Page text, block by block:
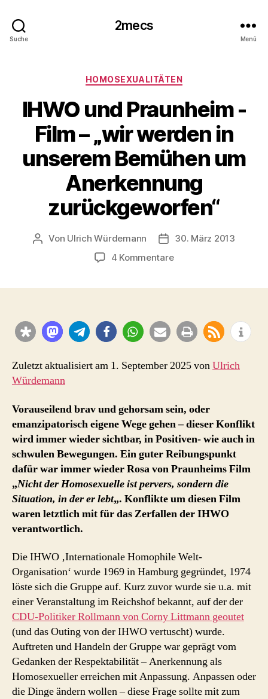
Suche
2mecs
Menü
Kategorien
HOMOSEXUALITÄTEN
IHWO und Praunheim -
Film – „wir werden in
unserem Bemühen um
Anerkennung
zurückgeworfen“
Beitragsautor
Von Ulrich Würdemann Beitragsdatum
30. März 2013
4 Kommentarezu
Film
–
werden
um
Anerkennung
zurückgeworfen“
Zuletzt aktualisiert am 1. September 2025 vonUlrich
Würdemann
Vorauseilend brav und gehorsam sein, oder
emanzipatorisch eigene Wege gehen – dieser Konflikt
wird immer wieder sichtbar, in Positiven- wie auch in
schwulen Bewegungen. Ein guter Reibungspunkt
dafür war immer wieder Rosa von Praunheims Film
„Nicht der Homosexuelle ist pervers, sondern die
Situation, in der er lebt„. Konflikte um diesen Film
waren letztlich mit für das Zerfallen der IHWO
verantwortlich.
Die IHWO ‚Internationale Homophile Welt-
Organisation‘ wurde 1969 in Hamburg gegründet, 1974
löste sich die Gruppe auf. Kurz zuvor wurde sie u.a. mit
einer Veranstaltung im Reichshof bekannt, auf der der
CDU-Politiker Rollmann von Corny Littmann geoutet
(und das Outing von der IHWO vertuscht) wurde.
Auftreten und Handeln der Gruppe war geprägt vom
Gedanken der Respektabilität – Anerkennung als
Homosexueller erreichen mit Anpassung. Anpassen oder
die Dinge ändern wollen – diese Frage sollte mit zum